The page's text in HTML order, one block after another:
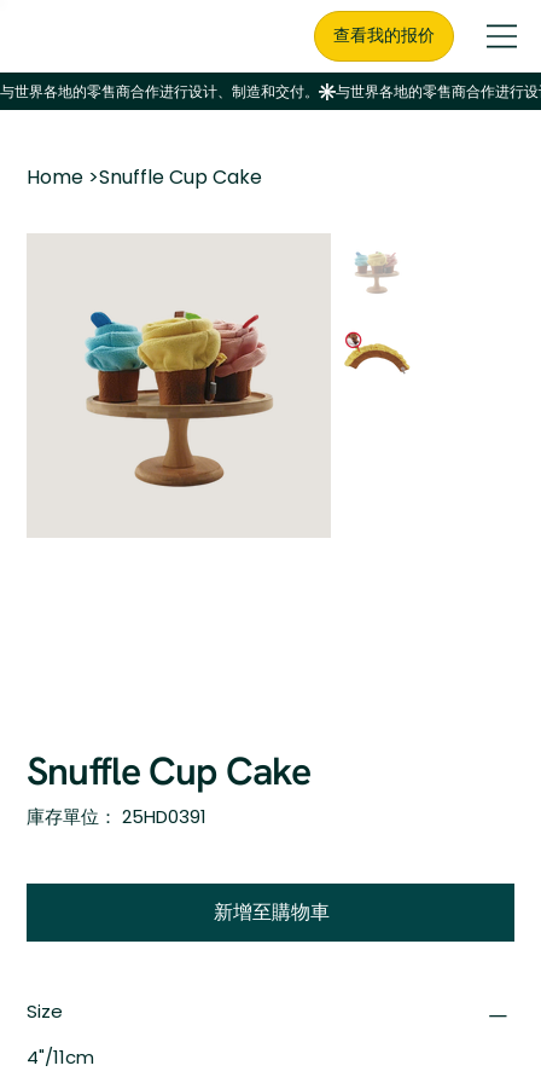
查看我的报价
Home >Snuffle Cup Cake
Snuffle Cup Cake
庫存單位：
SKU
25HD0391
25HD0391
新增至購物車
Size
4"/11cm